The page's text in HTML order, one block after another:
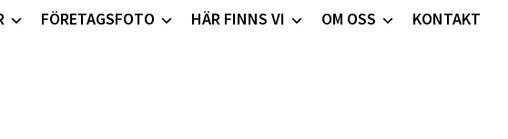
FÖRETAGSFOTO HÄR FINNS VI OM OSS KONTAKT